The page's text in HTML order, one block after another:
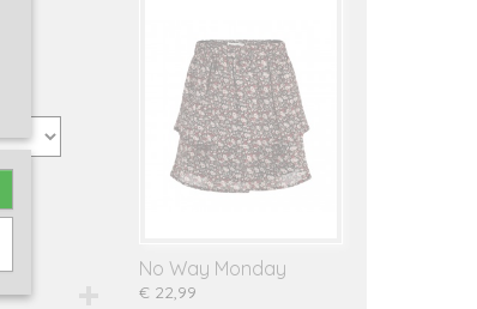
No Way Monday
€ 22,99